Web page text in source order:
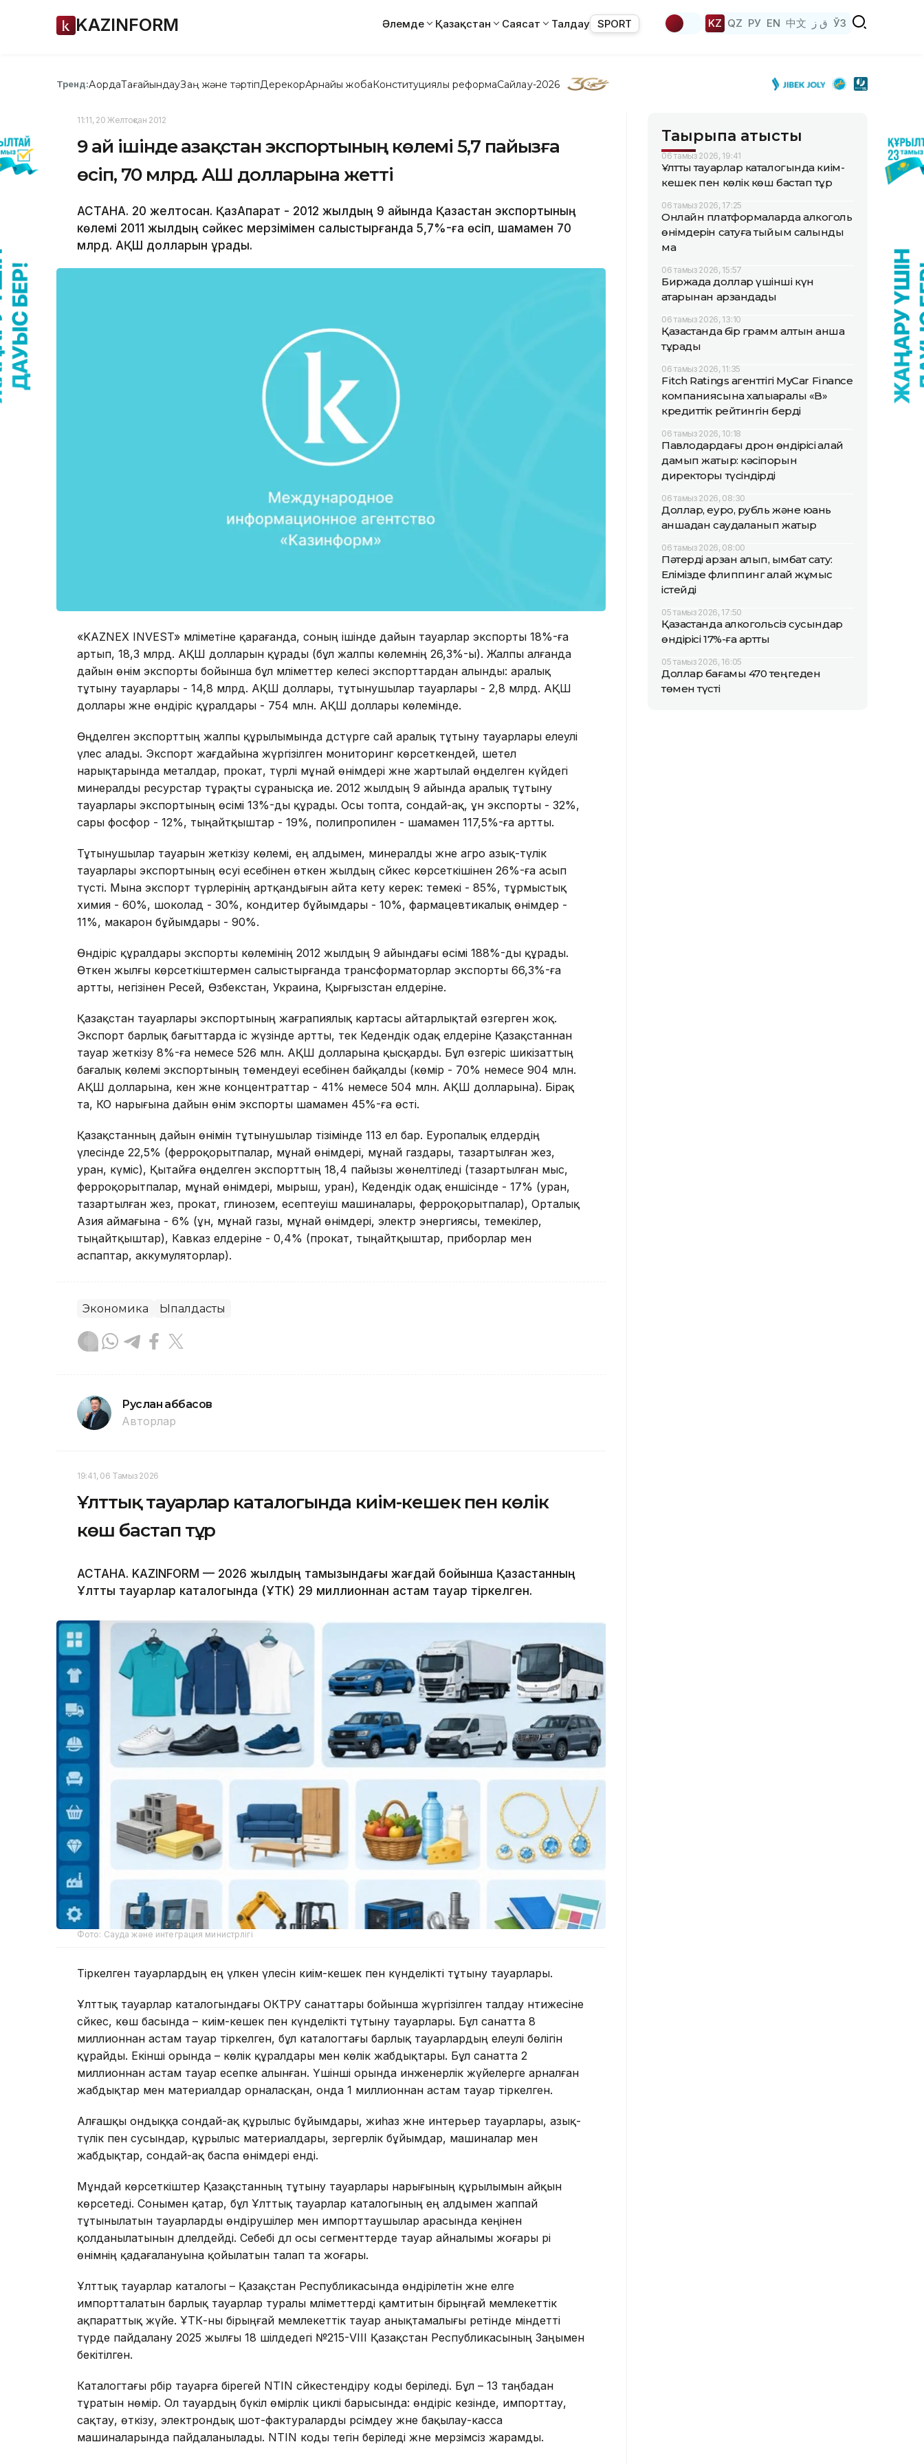
KAZINFORM Әлемде Қазақстан Саясат Талдау SPORT KZ QZ РУ EN 中文 ق ز ЎЗ
Тренд:АқордаТағайындауЗаң және тәртіпДерекқорАрнайы жобаКонституциялық реформаСайлау-2026
11:11, 20 Желтоқсан 2012
9 ай ішінде Қазақстан экспортының көлемі 5,7 пайызға
өсіп, 70 млрд. АҚШ долларына жетті
АСТАНА. 20 желтоқсан. ҚазАқпарат - 2012 жылдың 9 айында Қазақстан экспортының
көлемі 2011 жылдың сәйкес мерзімімен салыстырғанда 5,7%-ға өсіп, шамамен 70
млрд. АҚШ долларын құрады.
«KAZNEX INVEST» мәліметіне қарағанда, соның ішінде дайын тауарлар экспорты 18%-ға
артып, 18,3 млрд. АҚШ долларын құрады (бұл жалпы көлемнің 26,3%-ы). Жалпы алғанда
дайын өнім экспорты бойынша бұл мәліметтер келесі экспорттардан алынды: аралық
тұтыну тауарлары - 14,8 млрд. АҚШ доллары, тұтынушылар тауарлары - 2,8 млрд. АҚШ
доллары және өндіріс құралдары - 754 млн. АҚШ доллары көлемінде.
Өңделген экспорттың жалпы құрылымында дәстүрге сай аралық тұтыну тауарлары елеулі
үлес алады. Экспорт жағдайына жүргізілген мониторинг көрсеткендей, шетел
нарықтарында металдар, прокат, түрлі мұнай өнімдері және жартылай өңделген күйдегі
минералды ресурстар тұрақты сұранысқа ие. 2012 жылдың 9 айында аралық тұтыну
тауарлары экспортының өсімі 13%-ды құрады. Осы топта, сондай-ақ, ұн экспорты - 32%,
сары фосфор - 12%, тыңайтқыштар - 19%, полипропилен - шамамен 117,5%-ға артты.
Тұтынушылар тауарын жеткізу көлемі, ең алдымен, минералды және агро азық-түлік
тауарлары экспортының өсуі есебінен өткен жылдың сәйкес көрсеткішінен 26%-ға асып
түсті. Мына экспорт түрлерінің артқандығын айта кету керек: темекі - 85%, тұрмыстық
химия - 60%, шоколад - 30%, кондитер бұйымдары - 10%, фармацевтикалық өнімдер -
11%, макарон бұйымдары - 90%.
Өндіріс құралдары экспорты көлемінің 2012 жылдың 9 айындағы өсімі 188%-ды құрады.
Өткен жылғы көрсеткіштермен салыстырғанда трансформаторлар экспорты 66,3%-ға
артты, негізінен Ресей, Өзбекстан, Украина, Қырғызстан елдеріне.
Қазақстан тауарлары экспортының жағрапиялық картасы айтарлықтай өзгерген жоқ.
Экспорт барлық бағыттарда іс жүзінде артты, тек Кедендік одақ елдеріне Қазақстаннан
тауар жеткізу 8%-ға немесе 526 млн. АҚШ долларына қысқарды. Бұл өзгеріс шикізаттың
бағалық көлемі экспортының төмендеуі есебінен байқалды (көмір - 70% немесе 904 млн.
АҚШ долларына, кен және концентраттар - 41% немесе 504 млн. АҚШ долларына). Бірақ
та, КО нарығына дайын өнім экспорты шамамен 45%-ға өсті.
Қазақстанның дайын өнімін тұтынушылар тізімінде 113 ел бар. Еуропалық елдердің
үлесінде 22,5% (ферроқорытпалар, мұнай өнімдері, мұнай газдары, тазартылған жез,
уран, күміс), Қытайға өңделген экспорттың 18,4 пайызы жөнелтіледі (тазартылған мыс,
ферроқорытпалар, мұнай өнімдері, мырыш, уран), Кедендік одақ еншісінде - 17% (уран,
тазартылған жез, прокат, глинозем, есептеуіш машиналары, ферроқорытпалар), Орталық
Азия аймағына - 6% (ұн, мұнай газы, мұнай өнімдері, электр энергиясы, темекілер,
тыңайтқыштар), Кавказ елдеріне - 0,4% (прокат, тыңайтқыштар, приборлар мен
аспаптар, аккумуляторлар).
Экономика Ықпалдастық
Руслан Ғаббасов
Авторлар
19:41, 06 Тамыз 2026
Ұлттық тауарлар каталогында киім-кешек пен көлік
көш бастап тұр
АСТАНА. KAZINFORM — 2026 жылдың тамызындағы жағдай бойынша Қазақстанның
Ұлттық тауарлар каталогында (ҰТК) 29 миллионнан астам тауар тіркелген.
Фото: Сауда және интеграция министрлігі
Тіркелген тауарлардың ең үлкен үлесін киім-кешек пен күнделікті тұтыну тауарлары.
Ұлттық тауарлар каталогындағы ОКТРУ санаттары бойынша жүргізілген талдау нәтижесіне
сәйкес, көш басында – киім-кешек пен күнделікті тұтыну тауарлары. Бұл санатта 8
миллионнан астам тауар тіркелген, бұл каталогтағы барлық тауарлардың елеулі бөлігін
құрайды. Екінші орында – көлік құралдары мен көлік жабдықтары. Бұл санатта 2
миллионнан астам тауар есепке алынған. Үшінші орында инженерлік жүйелерге арналған
жабдықтар мен материалдар орналасқан, онда 1 миллионнан астам тауар тіркелген.
Алғашқы ондыққа сондай-ақ құрылыс бұйымдары, жиһаз және интерьер тауарлары, азық-
түлік пен сусындар, құрылыс материалдары, зергерлік бұйымдар, машиналар мен
жабдықтар, сондай-ақ баспа өнімдері енді.
Мұндай көрсеткіштер Қазақстанның тұтыну тауарлары нарығының құрылымын айқын
көрсетеді. Сонымен қатар, бұл Ұлттық тауарлар каталогының ең алдымен жаппай
тұтынылатын тауарларды өндірушілер мен импорттаушылар арасында кеңінен
қолданылатынын дәлелдейді. Себебі дәл осы сегменттерде тауар айналымы жоғары әрі
өнімнің қадағалануына қойылатын талап та жоғары.
Ұлттық тауарлар каталогы – Қазақстан Республикасында өндірілетін және елге
импортталатын барлық тауарлар туралы мәліметтерді қамтитын бірыңғай мемлекеттік
ақпараттық жүйе. ҰТК-ны бірыңғай мемлекеттік тауар анықтамалығы ретінде міндетті
түрде пайдалану 2025 жылғы 18 шілдедегі №215-VIII Қазақстан Республикасының Заңымен
бекітілген.
Каталогтағы әрбір тауарға бірегей NTIN сәйкестендіру коды беріледі. Бұл – 13 таңбадан
тұратын нөмір. Ол тауардың бүкіл өмірлік циклі барысында: өндіріс кезінде, импорттау,
сақтау, өткізу, электрондық шот-фактураларды рәсімдеу және бақылау-касса
машиналарында пайдаланылады. NTIN коды тегін беріледі және мерзімсіз жарамды.
Тақырыпқа қатысты
06 тамыз 2026, 19:41
Ұлттық тауарлар каталогында киім-
кешек пен көлік көш бастап тұр
06 тамыз 2026, 17:25
Онлайн платформаларда алкоголь
өнімдерін сатуға тыйым салынды
ма
06 тамыз 2026, 15:57
Биржада доллар үшінші күн
қатарынан арзандады
06 тамыз 2026, 13:10
Қазақстанда бір грамм алтын қанша
тұрады
06 тамыз 2026, 11:35
Fitch Ratings агенттігі MyCar Finance
компаниясына халықаралық «B»
кредиттік рейтингін берді
06 тамыз 2026, 10:18
Павлодардағы дрон өндірісі қалай
дамып жатыр: кәсіпорын
директоры түсіндірді
06 тамыз 2026, 08:30
Доллар, еуро, рубль және юань
қаншадан саудаланып жатыр
06 тамыз 2026, 08:00
Пәтерді арзан алып, қымбат сату:
Елімізде флиппинг қалай жұмыс
істейді
05 тамыз 2026, 17:50
Қазақстанда алкогольсіз сусындар
өндірісі 17%-ға артты
05 тамыз 2026, 16:05
Доллар бағамы 470 теңгеден
төмен түсті